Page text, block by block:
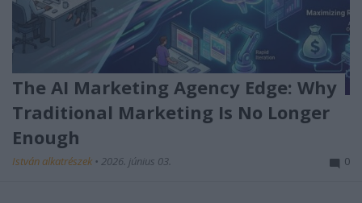
The AI Marketing Agency Edge: Why
Traditional Marketing Is No Longer
Enough
István alkatrészek • 2026. június 03. 0